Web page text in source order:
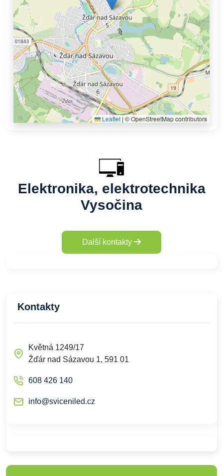
Leaflet| © OpenStreetMap contributors
Elektronika, elektrotechnika
Vysočina
Další kontakty
Kontakty
Květná 1249/17
Žďár nad Sázavou 1, 591 01
608 426 140
info@sviceniled.cz